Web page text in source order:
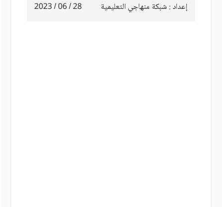
إعداد : شبكة منهاجي التعليمية 28 / 06 / 2023